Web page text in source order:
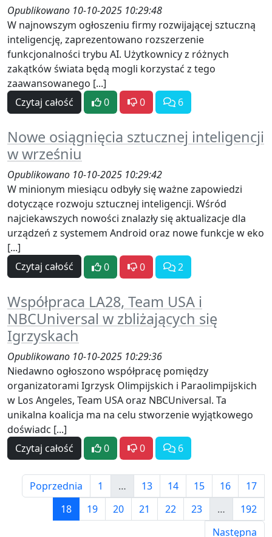
Opublikowano 10-10-2025 10:29:48
W najnowszym ogłoszeniu firmy rozwijającej sztuczną
inteligencję, zaprezentowano rozszerzenie
funkcjonalności trybu AI. Użytkownicy z różnych
zakątków świata będą mogli korzystać z tego
zaawansowanego [...]
Czytaj całość
0 0 6
Nowe osiągnięcia sztucznej inteligencji
w wrześniu
Opublikowano 10-10-2025 10:29:42
W minionym miesiącu odbyły się ważne zapowiedzi
dotyczące rozwoju sztucznej inteligencji. Wśród
najciekawszych nowości znalazły się aktualizacje dla
urządzeń z systemem Android oraz nowe funkcje w eko
[...]
Czytaj całość
0 0 2
Współpraca LA28, Team USA i
NBCUniversal w zbliżających się
Igrzyskach
Opublikowano 10-10-2025 10:29:36
Niedawno ogłoszono współpracę pomiędzy
organizatorami Igrzysk Olimpijskich i Paraolimpijskich
w Los Angeles, Team USA oraz NBCUniversal. Ta
unikalna koalicja ma na celu stworzenie wyjątkowego
doświadc [...]
Czytaj całość
0 0 6
Poprzednia 1 … 13 14 15 16
17
18
19 20 21 22 23 …
192
Następna